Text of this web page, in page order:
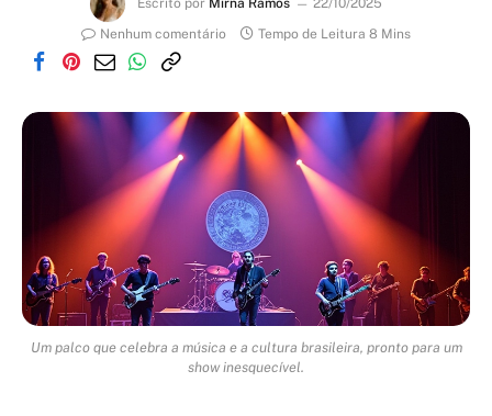
Escrito por Mirna Ramos
22/10/2025
Nenhum comentário
Tempo de Leitura 8 Mins
Um palco que celebra a música e a cultura brasileira, pronto para um
show inesquecível.